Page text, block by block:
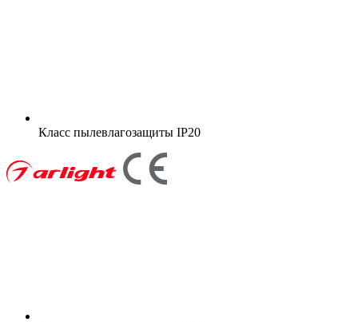
Класс пылевлагозащиты IP20